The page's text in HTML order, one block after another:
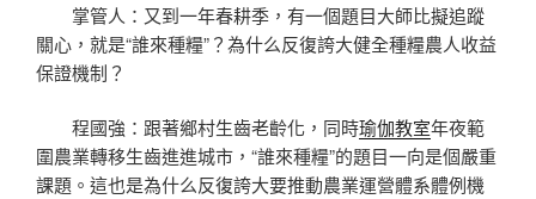
掌管人：又到一年春耕季，有一個題目大師比擬追蹤
關心，就是“誰來種糧”？為什么反復誇大健全種糧農人收益
保證機制？
程國強：跟著鄉村生齒老齡化，同時瑜伽教室年夜範
圍農業轉移生齒進進城市，“誰來種糧”的題目一向是個嚴重
課題。這也是為什么反復誇大要推動農業運營體系體例機